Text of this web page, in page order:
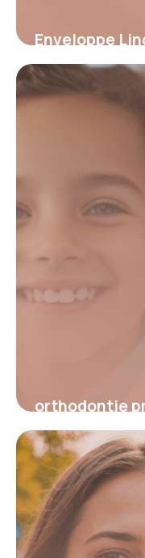
Enveloppe
Révolution
orthodontique
orthodontie
5 février 2026